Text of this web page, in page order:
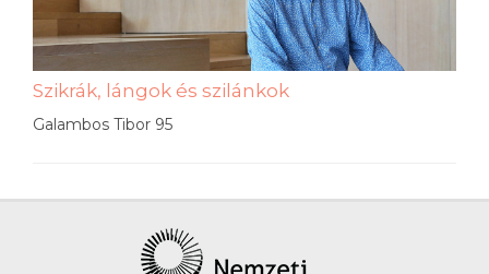
Szikrák, lángok és szilánkok
Galambos Tibor 95